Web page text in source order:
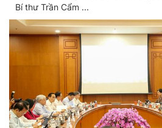
Bí thư Trần Cẩm ...